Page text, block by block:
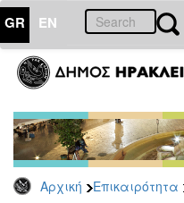
GR EN
Αρχική Επικαιρότητα
ΕΠΙΚΑΙΡΟΤΗΤΑ
Τύπου
Αρχείο
2026
2025